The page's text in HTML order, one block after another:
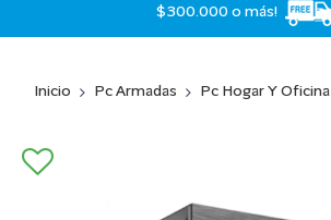
$300.000 o más!
Inicio Pc Armadas Pc Hogar Y Oficina